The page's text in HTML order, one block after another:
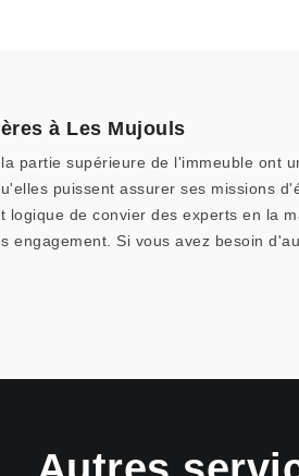
à Les Mujouls
partie supérieure de l'immeuble ont
puissent assurer ses missions
de convier des experts en la
engagement. Si vous avez besoin